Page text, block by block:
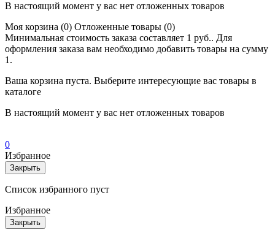
В настоящий момент у вас нет отложенных товаров
Моя корзина (0) Отложенные товары (0)
Минимальная стоимость заказа составляет 1 руб.. Для
оформления заказа вам необходимо добавить товары на сумму
1.
Ваша корзина пуста. Выберите интересующие вас товары в
каталоге
В настоящий момент у вас нет отложенных товаров
0
Избранное
Закрыть
Список избранного пуст
Избранное
Закрыть